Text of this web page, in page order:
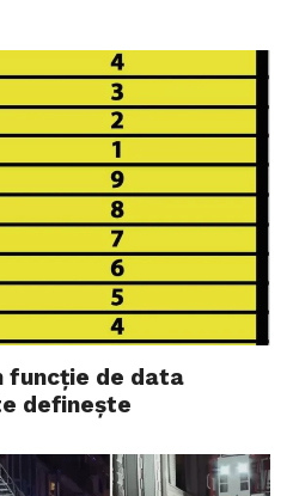
funcție de data
definește